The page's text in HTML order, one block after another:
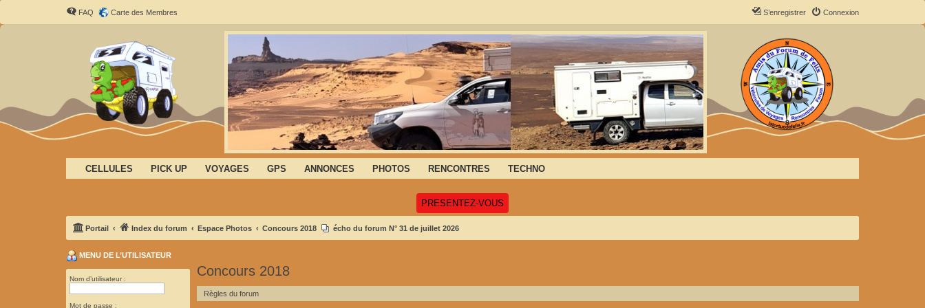
FAQ Carte des Membres Connexion
S’enregistrer
CELLULES PICK UP VOYAGES GPS ANNONCES PHOTOS RENCONTRES TECHNO
PRESENTEZ-VOUS
Portail Index du forum Espace Photos Concours 2018 écho du forum N° 31 de juillet 2026
Concours 2018
Règles du forum
MENU DE L’UTILISATEUR
Nom d’utilisateur :
Mot de passe :